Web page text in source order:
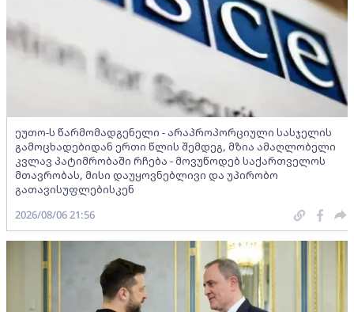
ეუთო-ს წარმომადგენელი - არაპროპორციული სასჯელის
გამოცხადებიდან ერთი წლის შემდეგ, მზია ამაღლობელი
კვლავ პატიმრობაში რჩება - მოვუწოდებ საქართველოს
მთავრობას, მისი დაუყოვნებლივი და უპირობო
გათავისუფლებისკენ
2026/08/06 21:56